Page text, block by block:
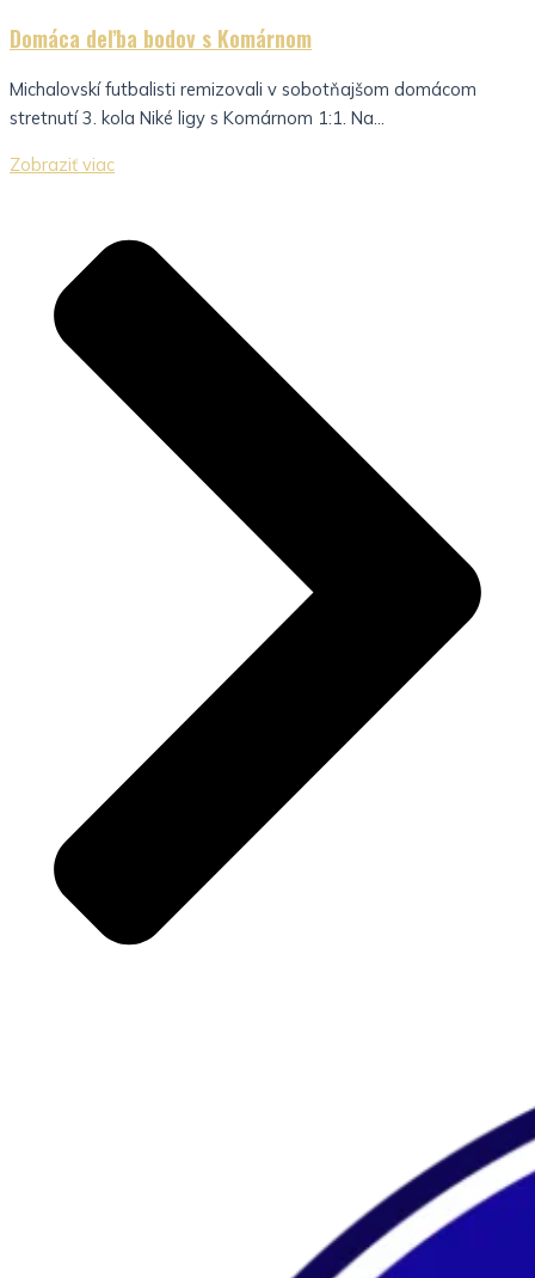
Domáca deľba bodov s Komárnom
Michalovskí futbalisti remizovali v sobotňajšom domácom
stretnutí 3. kola Niké ligy s Komárnom 1:1. Na...
Zobraziť viac